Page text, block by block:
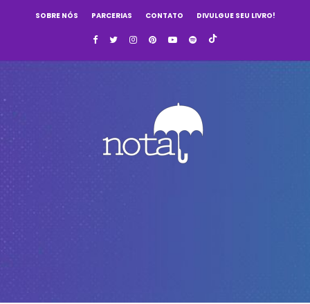
SOBRE NÓS PARCERIAS CONTATO DIVULGUE SEU LIVRO!